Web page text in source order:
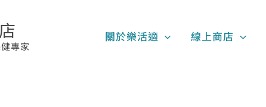
專家
關於樂活適 線上商店